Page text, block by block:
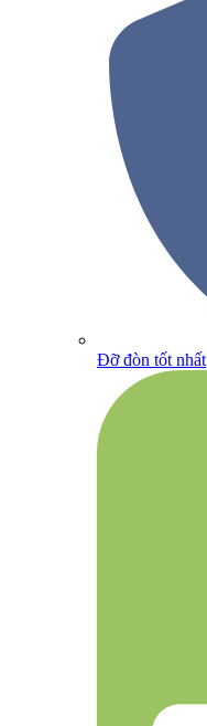
Đỡ đòn tốt nhất